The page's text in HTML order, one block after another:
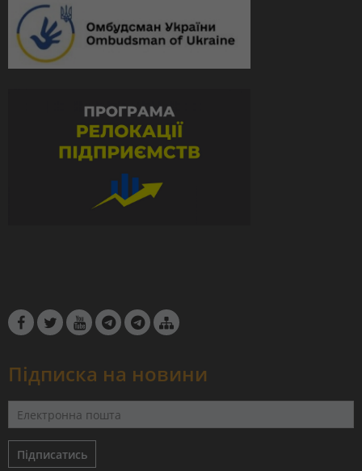
Підписка на новини
Підписатись